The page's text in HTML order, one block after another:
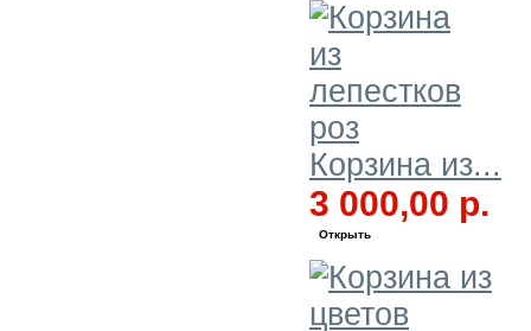
Корзина из...
3 000,00 р.
Открыть